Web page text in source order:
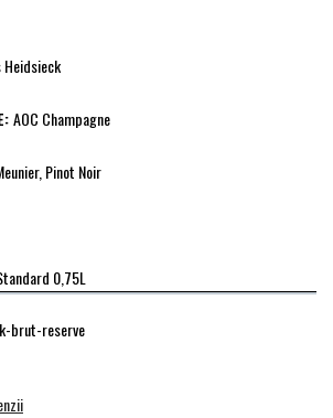
Heidsieck
AOC Champagne
Pinot Noir
0,75L
brut-reserve